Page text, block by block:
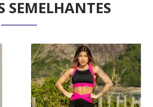
SEMELHANTES